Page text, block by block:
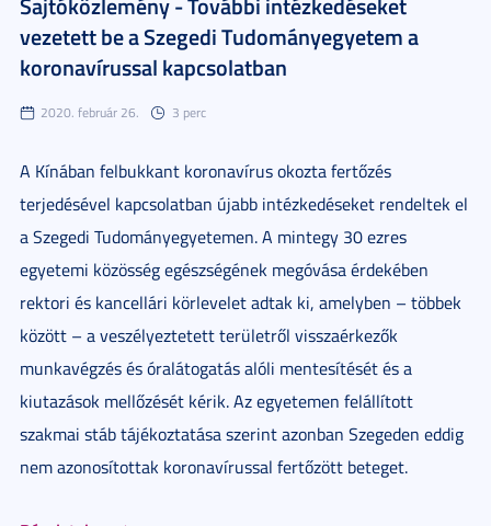
vezetett be a Szegedi Tudományegyetem a
koronavírussal kapcsolatban
2020. február 26. 3 perc
A Kínában felbukkant koronavírus okozta fertőzés
terjedésével kapcsolatban újabb intézkedéseket rendeltek el
a Szegedi Tudományegyetemen. A mintegy 30 ezres
egyetemi közösség egészségének megóvása érdekében
rektori és kancellári körlevelet adtak ki, amelyben – többek
között – a veszélyeztetett területről visszaérkezők
munkavégzés és óralátogatás alóli mentesítését és a
kiutazások mellőzését kérik. Az egyetemen felállított
szakmai stáb tájékoztatása szerint azonban Szegeden eddig
nem azonosítottak koronavírussal fertőzött beteget.